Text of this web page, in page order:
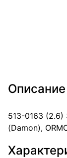
Описание
513-0163
(Damon),